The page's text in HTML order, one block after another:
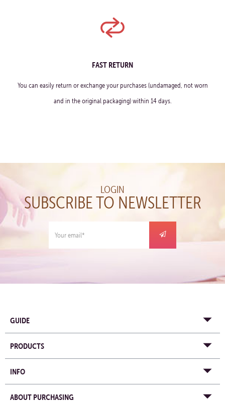
FAST RETURN
You can easily return or exchange your purchases (undamaged, not worn
and in the original packaging) within 14 days.
LOGIN
SUBSCRIBE TO NEWSLETTER
GUIDE
PRODUCTS
INFO
ABOUT PURCHASING